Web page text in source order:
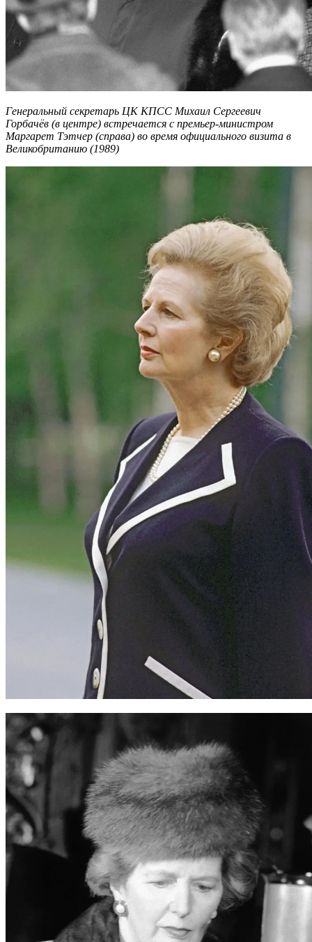
Генеральный секретарь ЦК КПСС Михаил Сергеевич
Горбачёв (в центре) встречается с премьер-министром
Маргарет Тэтчер (справа) во время официального визита в
Великобританию (1989)